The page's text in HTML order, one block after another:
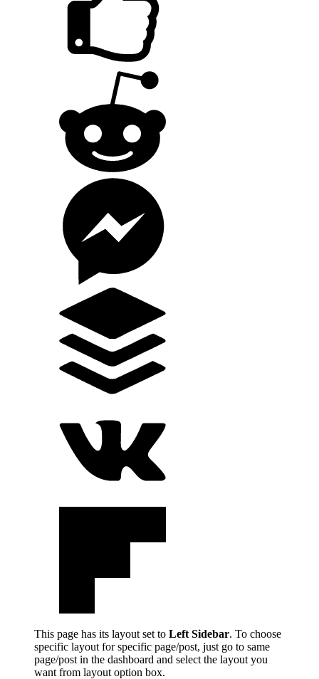
This page has its layout set to Left Sidebar. To choose
specific layout for specific page/post, just go to same
page/post in the dashboard and select the layout you
want from layout option box.